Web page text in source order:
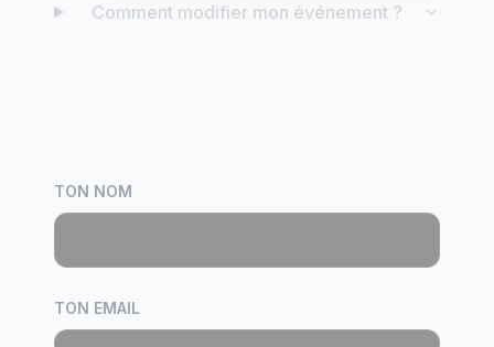
Comment modifier mon événement ?
TON NOM
TON EMAIL